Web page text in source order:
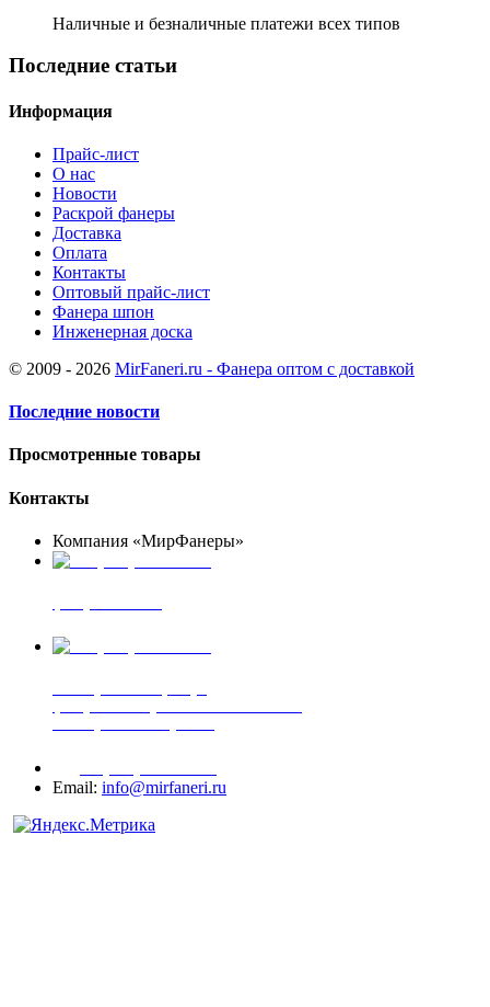
Наличные и безналичные платежи всех типов
Последние статьи
Информация
Прайс-лист
О нас
Новости
Раскрой фанеры
Доставка
Оплата
Контакты
Оптовый прайс-лист
Фанера шпон
Инженерная доска
© 2009 - 2026 MirFaneri.ru - Фанера оптом с доставкой
Последние новости
Просмотренные товары
Контакты
Компания «МирФанеры»
Email: info@mirfaneri.ru